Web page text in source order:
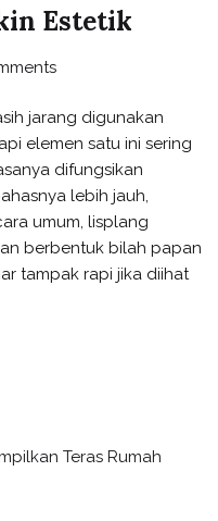
Estetik
jarang digunakan
elemen satu ini sering
difungsikan
lebih jauh,
umum, lisplang
berbentuk bilah papan
tampak rapi jika diihat